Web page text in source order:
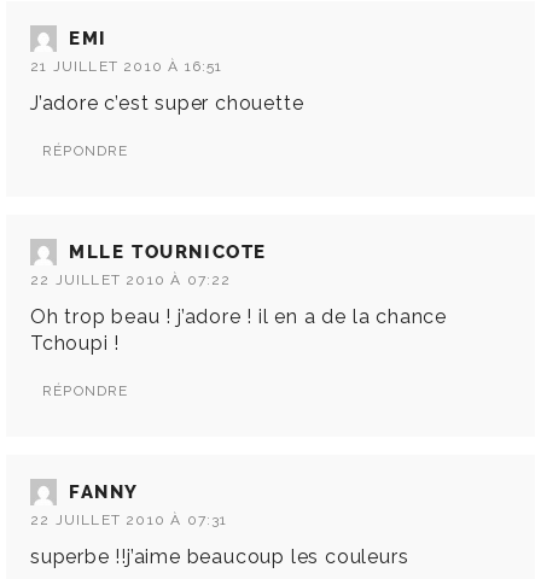
EMI
21 JUILLET 2010 À 16:51
J’adore c’est super chouette
RÉPONDRE
MLLE TOURNICOTE
22 JUILLET 2010 À 07:22
Oh trop beau ! j’adore ! il en a de la chance
Tchoupi !
RÉPONDRE
FANNY
22 JUILLET 2010 À 07:31
superbe !!j’aime beaucoup les couleurs